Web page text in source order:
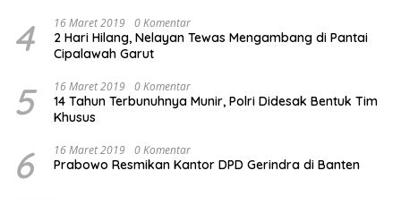
4 16 Maret 2019 0 Komentar
2 Hari Hilang, Nelayan Tewas Mengambang di Pantai
Cipalawah Garut
5 16 Maret 2019 0 Komentar
14 Tahun Terbunuhnya Munir, Polri Didesak Bentuk Tim
Khusus
6 16 Maret 2019 0 Komentar
Prabowo Resmikan Kantor DPD Gerindra di Banten